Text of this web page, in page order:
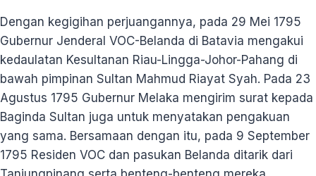
Dengan kegigihan perjuangannya, pada 29 Mei 1795
Gubernur Jenderal VOC-Belanda di Batavia mengakui
kedaulatan Kesultanan Riau-Lingga-Johor-Pahang di
bawah pimpinan Sultan Mahmud Riayat Syah. Pada 23
Agustus 1795 Gubernur Melaka mengirim surat kepada
Baginda Sultan juga untuk menyatakan pengakuan
yang sama. Bersamaan dengan itu, pada 9 September
1795 Residen VOC dan pasukan Belanda ditarik dari